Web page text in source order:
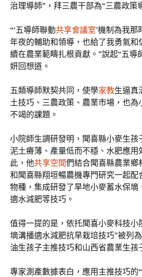
治理導師”，拜三農干部為“三農政策
“‘五導師聯動共享會議室’機制為我那
年夜的輔助和領導，也給了我勇氣和
續在農業範疇扎根貢獻。”說起“五導
妍回想道。
五類導師默契共同，使學家教生逼真
土技巧、三農政策、農業市場，也為
不竭的課題。
小院師生調研發明，聞喜縣小麥生孩
泥土瘠薄、產量低而不穩、水肥應用
此，他共享空間們結合聞喜縣農業鄉
和聞喜縣翔垣暢農機專門研究一起配
物種，集成研發了旱地小麥蓄水保墑
適水減肥等技巧。
值得一提的是，依托聞喜小麥科技小
墑溝播適水減肥抗旱栽培技巧”被列
油生孩子主推技巧和山西省農業生孩
專家測產數據表白，應用主推技巧的